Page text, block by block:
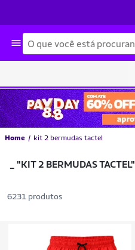
Busca
Home kit 2 bermudas tactel
"KIT 2 BERMUDAS TACTEL"
6231 produtos